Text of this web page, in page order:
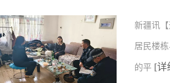
新疆讯
居民楼
的平 [详